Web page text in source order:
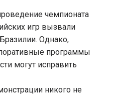
чемпионата
игр вызвали
Однако,
программы
могут исправить
никого не